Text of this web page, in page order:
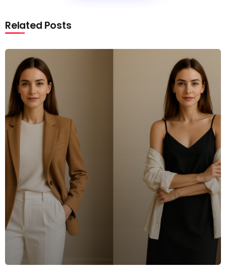
Related Posts